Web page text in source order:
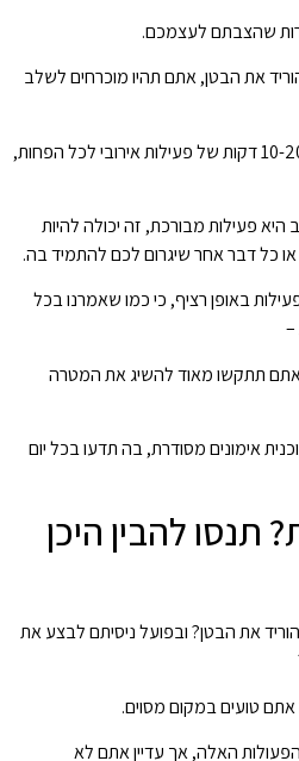
שהצבתם לעצמכם.
את הבטן, אתם תהיו מוכרחים לשלב
ההמלצה היא לעשות בכל אימון 10-20 דקות של פעילות אירובי לכל הפחות,
היא פעילות מבורכת, זה יכולה להיות
או כל דבר אחר שיגרום לכם להתמיד בה.
באופן רציף, כי כמו שאמרנו בכל
תתקשו מאוד להשיג את המטרה
אימונים מסודרת, בה תדעו בכל יום
תנסו להבין היכן
את הבטן? ובפועל ניסיתם לבצע את
טועים במקום מסוים.
האלה, אך עדיין אתם לא